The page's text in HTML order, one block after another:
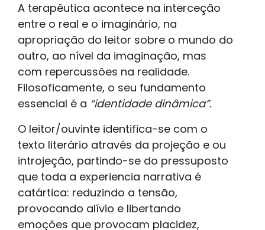
A terapêutica acontece na interceção
entre o real e o imaginário, na
apropriação do leitor sobre o mundo do
outro, ao nível da imaginação, mas
com repercussões na realidade.
Filosoficamente, o seu fundamento
essencial é a “identidade dinâmica”.
O leitor/ouvinte identifica-se com o
texto literário através da projeção e ou
introjeção, partindo-se do pressuposto
que toda a experiencia narrativa é
catártica: reduzindo a tensão,
provocando alívio e libertando
emoções que provocam placidez,